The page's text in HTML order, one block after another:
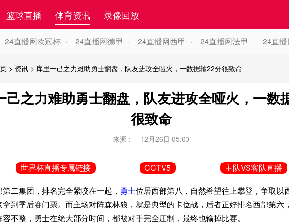
篮球直播 体育资讯 录像回放
24直播网欧冠杯 24直播网德甲 24直播网西甲 24直播网法甲 24直播
> 资讯 > 库里一己之力难助勇士翻盘，队友进攻全哑火，一数据输22分很致命
己之力难助勇士翻盘，队友进攻全哑火，一数
很致命
来源： 12月26日 05:00
世界杯直播专属链接 CCTV5 主队VS客队直播
二集团，排名完全紧咬在一起， 勇士位居西部第八，自然希望往上攀登，争取以
拿到季后赛门票。而主场对阵森林狼，就是典型的卡位战，后者正好排名西部第六
不整，勇士在绝大部分时间，都被对手完全压制，最终也输掉比赛。